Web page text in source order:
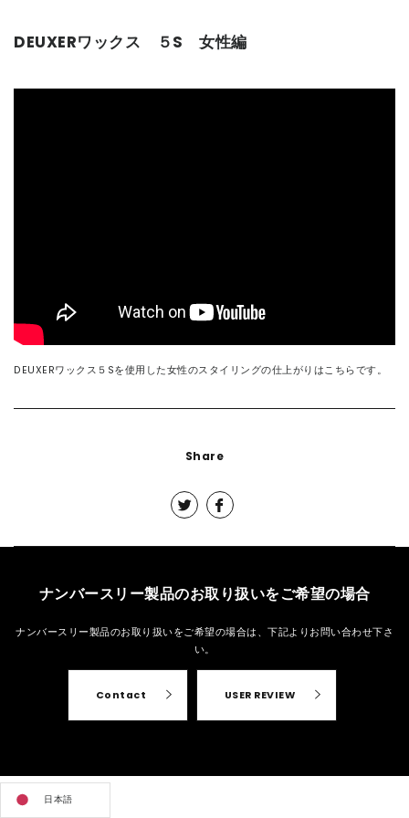
DEUXERワックス ５S 女性編
DEUXERワックス５Sを使用した女性のスタイリングの仕上がりはこちらです。
Share
ナンバースリー製品のお取り扱いをご希望の場合
ナンバースリー製品のお取り扱いをご希望の場合は、 下記よりお問い合わせ下さ
い。
Contact USER REVIEW
日本語